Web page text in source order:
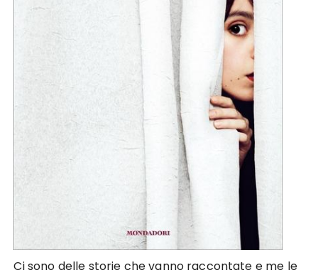
Ci sono delle storie che vanno raccontate e me le